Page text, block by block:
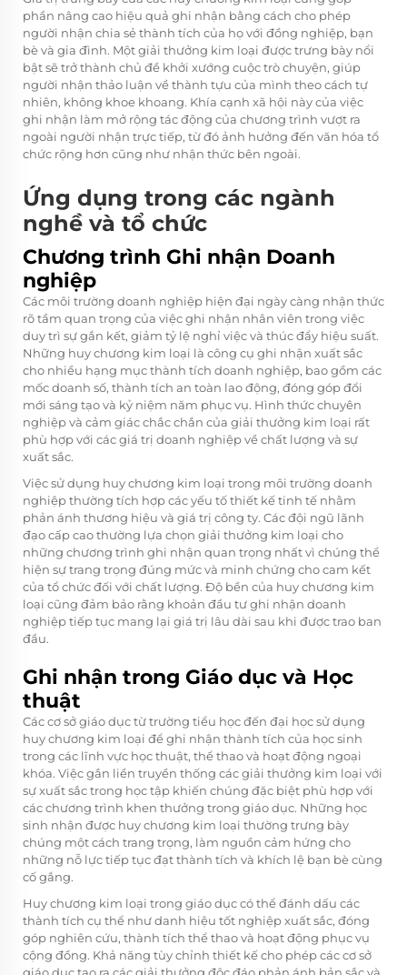
phần nâng cao hiệu quả ghi nhận bằng cách cho phép
người nhận chia sẻ thành tích của họ với đồng nghiệp, bạn
bè và gia đình. Một giải thưởng kim loại được trưng bày nổi
bật sẽ trở thành chủ đề khởi xướng cuộc trò chuyện, giúp
người nhận thảo luận về thành tựu của mình theo cách tự
nhiên, không khoe khoang. Khía cạnh xã hội này của việc
ghi nhận làm mở rộng tác động của chương trình vượt ra
ngoài người nhận trực tiếp, từ đó ảnh hưởng đến văn hóa tổ
chức rộng hơn cũng như nhận thức bên ngoài.
Ứng dụng trong các ngành
nghề và tổ chức
Chương trình Ghi nhận Doanh
nghiệp
Các môi trường doanh nghiệp hiện đại ngày càng nhận thức
rõ tầm quan trọng của việc ghi nhận nhân viên trong việc
duy trì sự gắn kết, giảm tỷ lệ nghỉ việc và thúc đẩy hiệu suất.
Những huy chương kim loại là công cụ ghi nhận xuất sắc
cho nhiều hạng mục thành tích doanh nghiệp, bao gồm các
mốc doanh số, thành tích an toàn lao động, đóng góp đổi
mới sáng tạo và kỷ niệm năm phục vụ. Hình thức chuyên
nghiệp và cảm giác chắc chắn của giải thưởng kim loại rất
phù hợp với các giá trị doanh nghiệp về chất lượng và sự
xuất sắc.
Việc sử dụng huy chương kim loại trong môi trường doanh
nghiệp thường tích hợp các yếu tố thiết kế tinh tế nhằm
phản ánh thương hiệu và giá trị công ty. Các đội ngũ lãnh
đạo cấp cao thường lựa chọn giải thưởng kim loại cho
những chương trình ghi nhận quan trọng nhất vì chúng thể
hiện sự trang trọng đúng mức và minh chứng cho cam kết
của tổ chức đối với chất lượng. Độ bền của huy chương kim
loại cũng đảm bảo rằng khoản đầu tư ghi nhận doanh
nghiệp tiếp tục mang lại giá trị lâu dài sau khi được trao ban
đầu.
Ghi nhận trong Giáo dục và Học
thuật
Các cơ sở giáo dục từ trường tiểu học đến đại học sử dụng
huy chương kim loại để ghi nhận thành tích của học sinh
trong các lĩnh vực học thuật, thể thao và hoạt động ngoại
khóa. Việc gắn liền truyền thống các giải thưởng kim loại với
sự xuất sắc trong học tập khiến chúng đặc biệt phù hợp với
các chương trình khen thưởng trong giáo dục. Những học
sinh nhận được huy chương kim loại thường trưng bày
chúng một cách trang trọng, làm nguồn cảm hứng cho
những nỗ lực tiếp tục đạt thành tích và khích lệ bạn bè cùng
cố gắng.
Huy chương kim loại trong giáo dục có thể đánh dấu các
thành tích cụ thể như danh hiệu tốt nghiệp xuất sắc, đóng
góp nghiên cứu, thành tích thể thao và hoạt động phục vụ
cộng đồng. Khả năng tùy chỉnh thiết kế cho phép các cơ sở
giáo dục tạo ra các giải thưởng độc đáo phản ánh bản sắc và